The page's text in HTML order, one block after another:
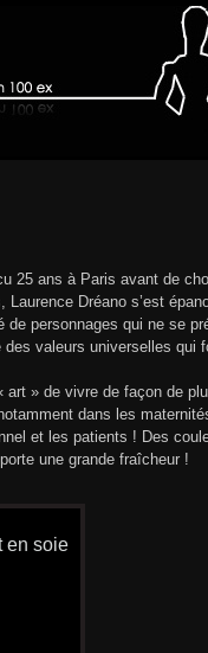
25 ans à Paris avant de
Dréano s’est
personnages qui ne se
valeurs universelles qui
» de vivre de façon de
dans les
et les patients ! Des
une grande fraîcheur !
en soie